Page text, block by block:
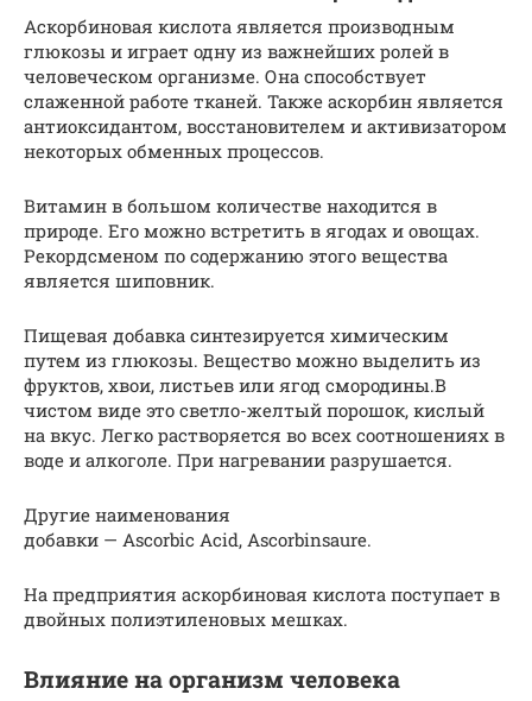
Аскорбиновая кислота является производным
глюкозы и играет одну из важнейших ролей в
человеческом организме. Она способствует
слаженной работе тканей. Также аскорбин является
антиоксидантом, восстановителем и активизатором
некоторых обменных процессов.
Витамин в большом количестве находится в
природе. Его можно встретить в ягодах и овощах.
Рекордсменом по содержанию этого вещества
является шиповник.
Пищевая добавка синтезируется химическим
путем из глюкозы. Вещество можно выделить из
фруктов, хвои, листьев или ягод смородины.В
чистом виде это светло-желтый порошок, кислый
на вкус. Легко растворяется во всех соотношениях в
воде и алкоголе. При нагревании разрушается.
Другие наименования
добавки — Ascorbic Acid, Ascorbinsaure.
На предприятия аскорбиновая кислота поступает в
двойных полиэтиленовых мешках.
Влияние на организм человека